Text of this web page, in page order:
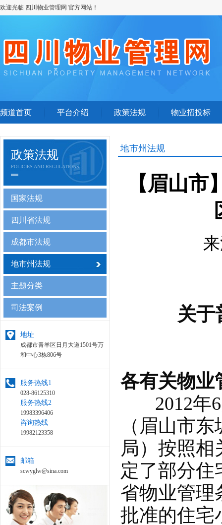
欢迎光临 四川物业管理网 官方网站！
频道首页 平台介绍 政策法规 物业招投标
政策法规
POLICIES AND REGULATIONS
国家法规
四川省法规
成都市法规
地市州法规
主题分类
司法案例
地址
成都市青羊区日月大道1501号万
和中心3栋806号
服务热线1
028-86125310
服务热线2
19983396406
咨询热线
19982123358
邮箱
scwyglw@sina.com
地市州法规
【眉山
关于
各有关物业
2012年6
（眉山市
局）按照
定了部分住
省物业管理
批准的住宅